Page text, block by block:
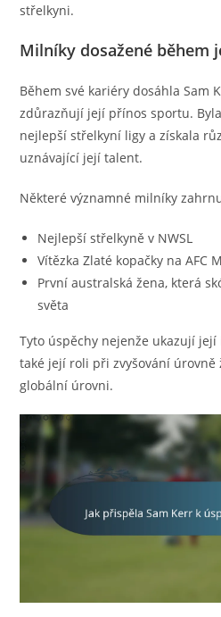
střelkyni.
Milníky dosažené během
Během své kariéry dosáhla Sam
zdůrazňují její přínos sportu.
nejlepší střelkyní ligy a získala
uznávající její talent.
Některé významné milníky
Nejlepší střelkyně v NWSL
Vítězka Zlaté kopačky na AFC
První australská žena, která
světa
Tyto úspěchy nejenže ukazují
také její roli při zvyšování úrovně
globální úrovni.